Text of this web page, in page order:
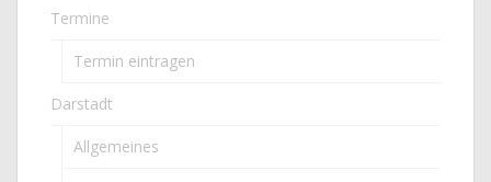
Termine
Termin eintragen
Darstadt
Allgemeines